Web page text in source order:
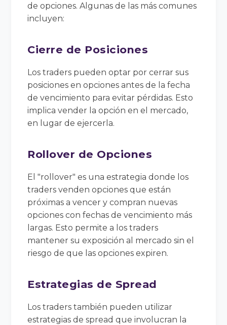
de opciones. Algunas de las más comunes
incluyen:
Cierre de Posiciones
Los traders pueden optar por cerrar sus
posiciones en opciones antes de la fecha
de vencimiento para evitar pérdidas. Esto
implica vender la opción en el mercado,
en lugar de ejercerla.
Rollover de Opciones
El "rollover" es una estrategia donde los
traders venden opciones que están
próximas a vencer y compran nuevas
opciones con fechas de vencimiento más
largas. Esto permite a los traders
mantener su exposición al mercado sin el
riesgo de que las opciones expiren.
Estrategias de Spread
Los traders también pueden utilizar
estrategias de spread que involucran la